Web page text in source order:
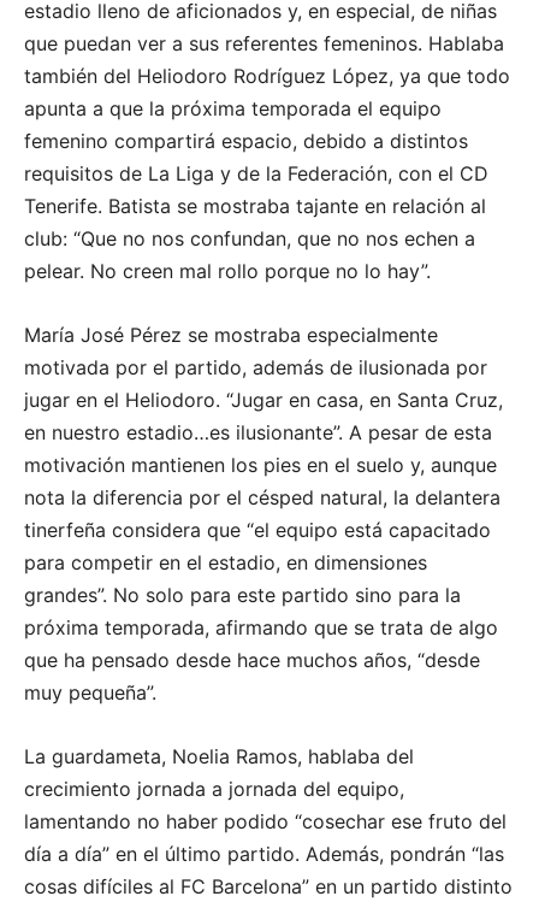
estadio lleno de aficionados y, en especial, de niñas
que puedan ver a sus referentes femeninos. Hablaba
también del Heliodoro Rodríguez López, ya que todo
apunta a que la próxima temporada el equipo
femenino compartirá espacio, debido a distintos
requisitos de La Liga y de la Federación, con el CD
Tenerife. Batista se mostraba tajante en relación al
club: “Que no nos confundan, que no nos echen a
pelear. No creen mal rollo porque no lo hay”.
María José Pérez se mostraba especialmente
motivada por el partido, además de ilusionada por
jugar en el Heliodoro. “Jugar en casa, en Santa Cruz,
en nuestro estadio…es ilusionante”. A pesar de esta
motivación mantienen los pies en el suelo y, aunque
nota la diferencia por el césped natural, la delantera
tinerfeña considera que “el equipo está capacitado
para competir en el estadio, en dimensiones
grandes”. No solo para este partido sino para la
próxima temporada, afirmando que se trata de algo
que ha pensado desde hace muchos años, “desde
muy pequeña”.
La guardameta, Noelia Ramos, hablaba del
crecimiento jornada a jornada del equipo,
lamentando no haber podido “cosechar ese fruto del
día a día” en el último partido. Además, pondrán “las
cosas difíciles al FC Barcelona” en un partido distinto